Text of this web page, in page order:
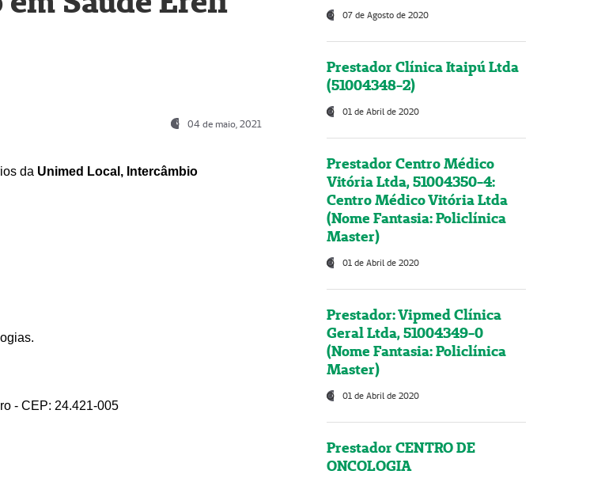
04 de maio, 2021
da Unimed Local, Intercâmbio
- CEP: 24.421-005
07 de Agosto de 2020
Prestador Clínica Itaipú Ltda
(51004348-2)
01 de Abril de 2020
Prestador Centro Médico
Vitória Ltda, 51004350-4:
Centro Médico Vitória Ltda
(Nome Fantasia: Policlínica
Master)
01 de Abril de 2020
Prestador: Vipmed Clínica
Geral Ltda, 51004349-0
(Nome Fantasia: Policlínica
Master)
01 de Abril de 2020
Prestador CENTRO DE
ONCOLOGIA